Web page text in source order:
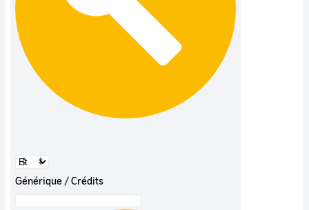
Générique / Crédits